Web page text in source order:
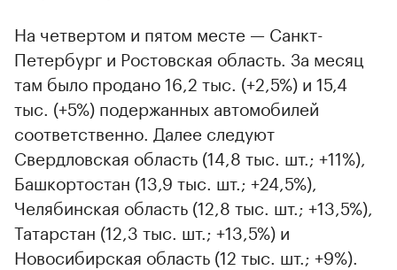
00:00 / 00:00
На четвертом и пятом месте — Санкт-
Петербург и Ростовская область. За месяц
там было продано 16,2 тыс. (+2,5%) и 15,4
тыс. (+5%) подержанных автомобилей
соответственно. Далее следуют
Свердловская область (14,8 тыс. шт.; +11%),
Башкортостан (13,9 тыс. шт.; +24,5%),
Челябинская область (12,8 тыс. шт.; +13,5%),
Татарстан (12,3 тыс. шт.; +13,5%) и
Новосибирская область (12 тыс. шт.; +9%).